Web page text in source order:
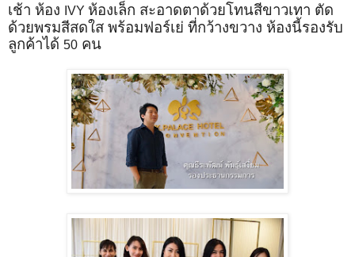
เช้า ห้อง IVY ห้องเล็ก สะอาดตาด้วยโทนสีขาวเทา ตัด
ด้วยพรมสีสดใส พร้อมฟอร์เย่ ที่กว้างขวาง ห้องนี้รองรับ
ลูกค้าได้ 50 คน